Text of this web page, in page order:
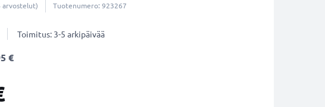
arvostelut) Tuotenumero: 923267
Toimitus: 3-5 arkipäivää
€